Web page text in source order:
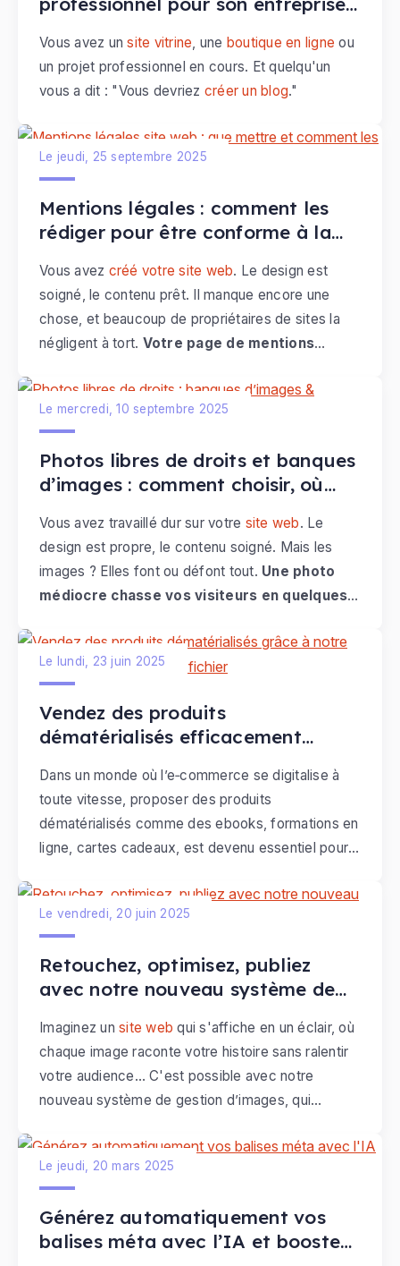
vous puissiez prendre. Ce guide vous explique
comment.
Vous avez unsite vitrine , une boutique en ligne ou
un projet professionnel en cours. Et quelqu'un
vous a dit : "Vous devriez créer un blog."
Mentions légales : comment les
rédiger pour être conforme à la
visiteurs
Le jeudi, 25 septembre 2025
Vous avez créé votre site web. Le design est
soigné, le contenu prêt. Il manque encore une
chose, et beaucoup de propriétaires de sites la
négligent à tort. Votre page de mentions
Photos libres de droits et banques
d’images : comment choisir, où
sur votre site
Le mercredi, 10 septembre 2025
Vous avez travaillé dur sur votre site web. Le
design est propre, le contenu soigné. Mais les
images ? Elles font ou défont tout. Une photo
médiocre chasse vos visiteurs en quelques
les convainc d'agir.
Vendez des produits
dématérialisés efficacement
configurateur de fichier
Le lundi, 23 juin 2025
Dans un monde où l’e‑commerce se digitalise à
toute vitesse, proposer des produits
dématérialisés comme des ebooks, formations en
ligne, cartes cadeaux, est devenu essentiel pour
repensé le configurateur de PDF personnalisé.
Retouchez, optimisez, publiez
avec notre nouveau système de
Le vendredi, 20 juin 2025
Imaginez un site web qui s'affiche en un éclair, où
chaque image raconte votre histoire sans ralentir
votre audience… C'est possible avec notre
nouveau système de gestion d’images, qui
beaux, et directement éditables dans l’interface.
Générez automatiquement vos
balises méta avec l’IA et boostez
Le jeudi, 20 mars 2025